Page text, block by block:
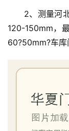
铝
登录
2、测量河
120-150mm，
60?50mm?车库